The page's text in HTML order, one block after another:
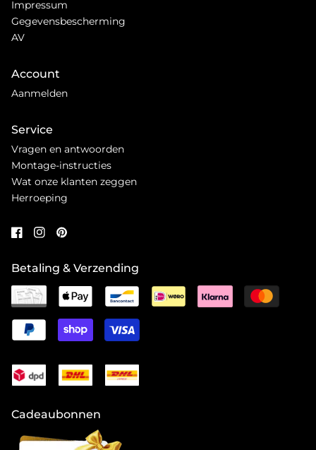
Impressum
Gegevensbescherming
AV
Account
Aanmelden
Service
Vragen en antwoorden
Montage-instructies
Wat onze klanten zeggen
Herroeping
Betaling & Verzending
Cadeaubonnen